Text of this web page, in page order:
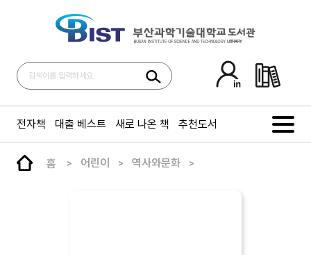
전자책 대출 베스트 새로 나온 책 추천도서
홈 어린이 역사와문화